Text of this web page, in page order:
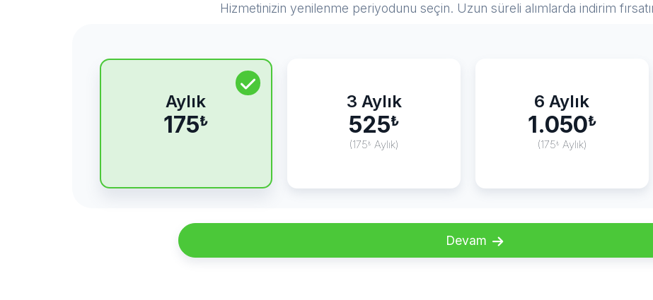
Hizmetinizin yenilenme periyodunu seçin. Uzun süreli alımlarda indirim
Aylık
175₺
3 Aylık
525₺
(175₺ Aylık)
6 Aylık
1.050₺
(175₺ Aylık)
Devam